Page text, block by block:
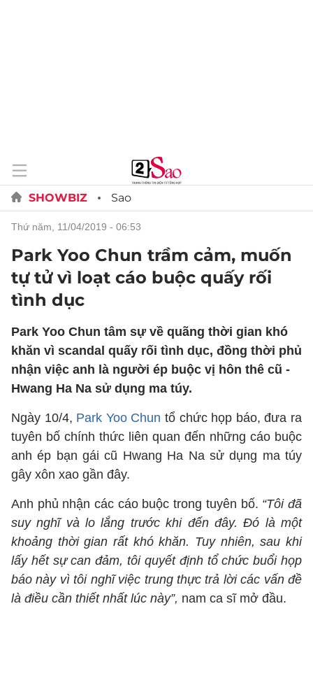
SHOWBIZ Sao
thứ năm, 11/04/2019 - 06:53
Park Yoo Chun trầm cảm, muốn
tự tử vì loạt cáo buộc quấy rối
tình dục
Park Yoo Chun tâm sự về quãng thời gian khó
khăn vì scandal quấy rối tình dục, đồng thời phủ
nhận việc anh là người ép buộc vị hôn thê cũ -
Hwang Ha Na sử dụng ma túy.
Ngày 10/4, Park Yoo Chun tổ chức họp báo, đưa ra
tuyên bố chính thức liên quan đến những cáo buộc
anh ép bạn gái cũ Hwang Ha Na sử dụng ma túy
gây xôn xao gần đây.
Anh phủ nhận các cáo buộc trong tuyên bố. “Tôi đã
suy nghĩ và lo lắng trước khi đến đây. Đó là một
khoảng thời gian rất khó khăn. Tuy nhiên, sau khi
lấy hết sự can đảm, tôi quyết định tổ chức buổi họp
báo này vì tôi nghĩ việc trung thực trả lời các vấn đề
là điều cần thiết nhất lúc này”, nam ca sĩ mở đầu.